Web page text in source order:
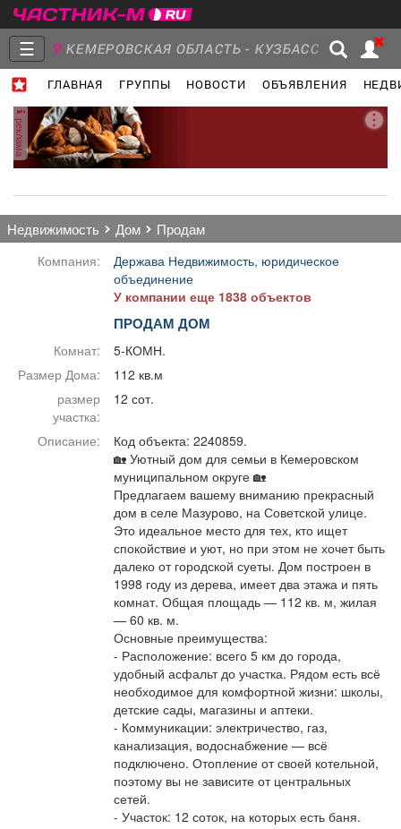
☰ КЕМЕРОВСКАЯ ОБЛАСТЬ - КУЗБАСС
ГЛАВНАЯ ГРУППЫ НОВОСТИ ОБЪЯВЛЕНИЯ
Главная
Группы Новости
Поздравления Погода
Я - пенсионер
реклама
недвижимость дом продам
Компания:
Держава Недвижимость, юридическое
объединение
У компании еще 1838 объектов
ПРОДАМ ДОМ
Комнат:
5-КОМН.
Размер Дома:
112 кв.м
размер
участка:
12 сот.
Описание:
Код объекта: 2240859.
🏡 Уютный дом для семьи в Кемеровском
муниципальном округе 🏡
Предлагаем вашему вниманию прекрасный
дом в селе Мазурово, на Советской улице.
Это идеальное место для тех, кто ищет
спокойствие и уют, но при этом не хочет быть
далеко от городской суеты. Дом построен в
1998 году из дерева, имеет два этажа и пять
комнат. Общая площадь — 112 кв. м, жилая
— 60 кв. м.
Основные преимущества:
- Расположение: всего 5 км до города,
удобный асфальт до участка. Рядом есть всё
необходимое для комфортной жизни: школы,
детские сады, магазины и аптеки.
- Коммуникации: электричество, газ,
канализация, водоснабжение — всё
подключено. Отопление от своей котельной,
поэтому вы не зависите от центральных
сетей.
- Участок: 12 соток, на которых есть баня.